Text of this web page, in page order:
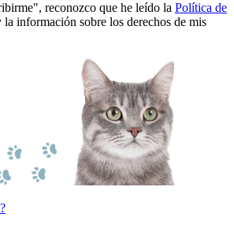
reconozco que he leído la Política de
la información sobre los derechos de mis